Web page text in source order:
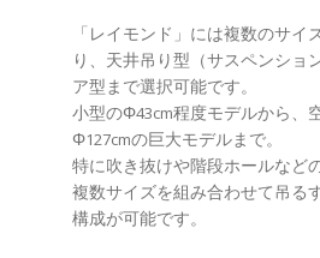
「レイモンド」には複数のサイ
り、天井吊り型（サスペンショ
ア型まで選択可能です。
小型のΦ43cm程度モデルから、
Φ127cmの巨大モデルまで。
特に吹き抜けや階段ホールなど
複数サイズを組み合わせて吊る
構成が可能です。